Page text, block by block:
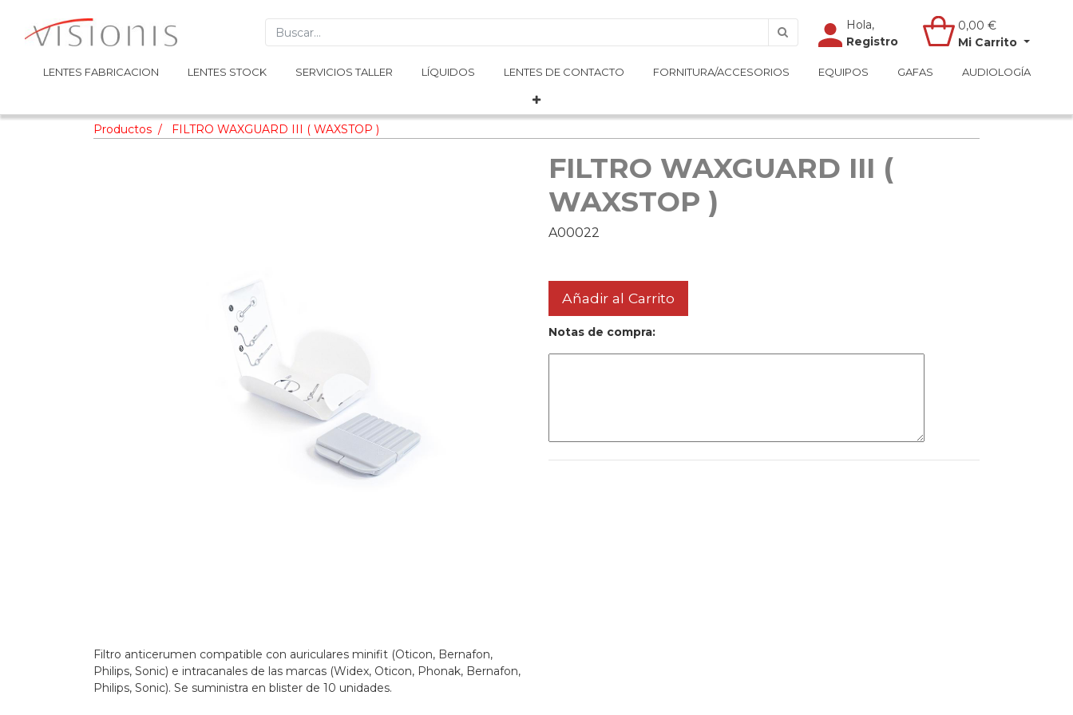
Hola,
Registro
0,00 €
Mi Carrito
LENTES FABRICACION LENTES STOCK SERVICIOS TALLER LÍQUIDOS LENTES DE CONTACTO FORNITURA/ACCESORIOS EQUIPOS GAFAS AUDIOLOGÍA
Hola,
Registro
0,00 €
Mi Carrito
LENTES FABRICACION LENTES STOCK SERVICIOS TALLER LÍQUIDOS LENTES DE CONTACTO FORNITURA/ACCESORIOS EQUIPOS GAFAS AUDIOLOGÍA
Productos FILTRO WAXGUARD III ( WAXSTOP )
Filtro anticerumen compatible con auriculares minifit (Oticon, Bernafon,
Philips, Sonic) e intracanales de las marcas (Widex, Oticon, Phonak, Bernafon,
Philips, Sonic). Se suministra en blister de 10 unidades.
FILTRO WAXGUARD III (
WAXSTOP )
A00022
Añadir al Carrito
Notas de compra: